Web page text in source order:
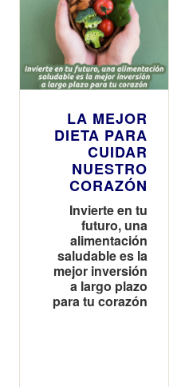
LA MEJOR
DIETA PARA
CUIDAR
NUESTRO
CORAZÓN
Invierte en tu
futuro, una
alimentación
saludable es la
mejor inversión
a largo plazo
para tu corazón